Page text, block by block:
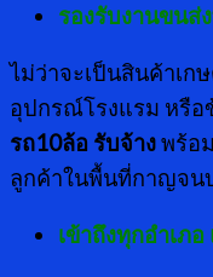
รองรับงานขนส่
ไม่ว่าจะเป็นสินค้าเก
อุปกรณ์โรงแรม หรือ
รถ10ล้อ รับจ้างพร้อ
ลูกค้าในพื้นที่กาญจน
เข้าถึงทุกอำเภ